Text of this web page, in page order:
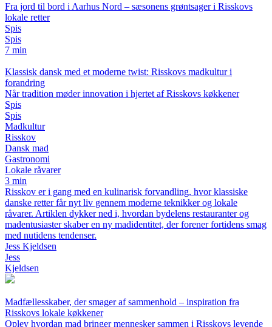
Fra jord til bord i Aarhus Nord – sæsonens grøntsager i Risskovs
lokale retter
Spis
Spis
7 min
Klassisk dansk med et moderne twist: Risskovs madkultur i
forandring
Når tradition møder innovation i hjertet af Risskovs køkkener
Spis
Spis
Madkultur
Risskov
Dansk mad
Gastronomi
Lokale råvarer
3 min
Risskov er i gang med en kulinarisk forvandling, hvor klassiske
danske retter får nyt liv gennem moderne teknikker og lokale
råvarer. Artiklen dykker ned i, hvordan bydelens restauranter og
madentusiaster skaber en ny madidentitet, der forener fortidens smag
med nutidens tendenser.
Jess Kjeldsen
Jess
Kjeldsen
Madfællesskaber, der smager af sammenhold – inspiration fra
Risskovs lokale køkkener
Oplev hvordan mad bringer mennesker sammen i Risskovs levende